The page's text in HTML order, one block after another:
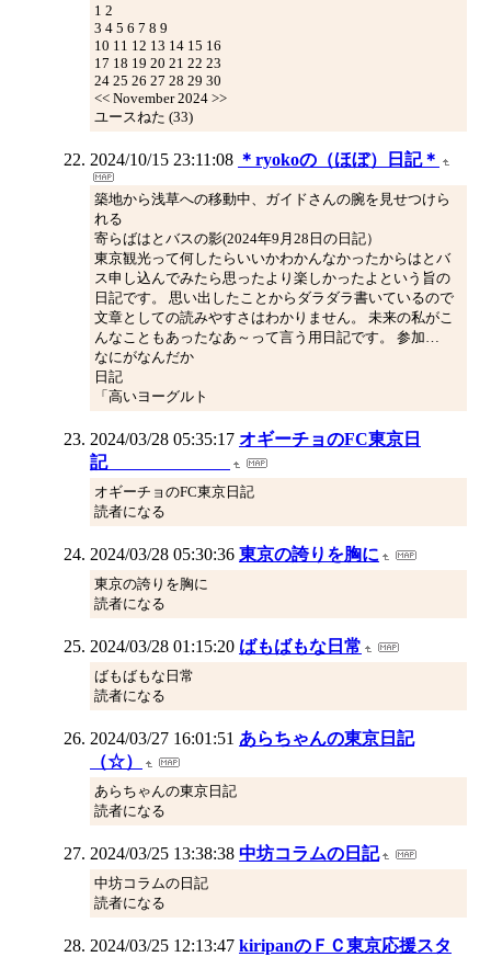
1 2
3 4 5 6 7 8 9
10 11 12 13 14 15 16
17 18 19 20 21 22 23
24 25 26 27 28 29 30
<< November 2024 >>
ユースねた (33)
2024/10/15 23:11:08 ＊ryokoの（ほぼ）日記＊
築地から浅草への移動中、ガイドさんの腕を見せつけら
れる
寄らばはとバスの影(2024年9月28日の日記）
東京観光って何したらいいかわかんなかったからはとバ
ス申し込んでみたら思ったより楽しかったよという旨の
日記です。 思い出したことからダラダラ書いているので
文章としての読みやすさはわかりません。 未来の私がこ
んなこともあったなあ～って言う用日記です。 参加…
なにがなんだか
日記
「高いヨーグルト
2024/03/28 05:35:17 オギーチョのFC東京日
記
オギーチョのFC東京日記
読者になる
2024/03/28 05:30:36 東京の誇りを胸に
東京の誇りを胸に
読者になる
2024/03/28 01:15:20 ばもばもな日常
ばもばもな日常
読者になる
2024/03/27 16:01:51 あらちゃんの東京日記
（☆）
あらちゃんの東京日記
読者になる
2024/03/25 13:38:38 中坊コラムの日記
中坊コラムの日記
読者になる
2024/03/25 12:13:47 kiripanのＦＣ東京応援スタ